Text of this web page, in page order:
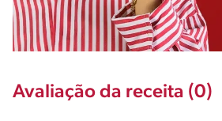
Avaliação da receita (0)